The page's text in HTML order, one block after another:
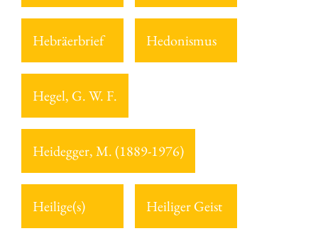
Hebräerbrief Hedonismus
Hegel, G. W. F.
Heidegger, M. (1889-1976)
Heilige(s) Heiliger Geist